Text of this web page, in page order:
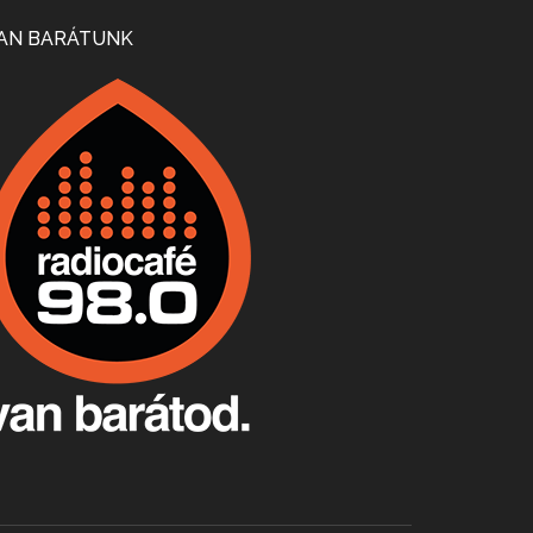
Apr 24, 2026 • 00:38:10
Villány, kékfrankos, Jackfall
Apr 17, 2026 • 00:35:38
Apr 9, 2026 • 00:37:17
BARÁTUNK